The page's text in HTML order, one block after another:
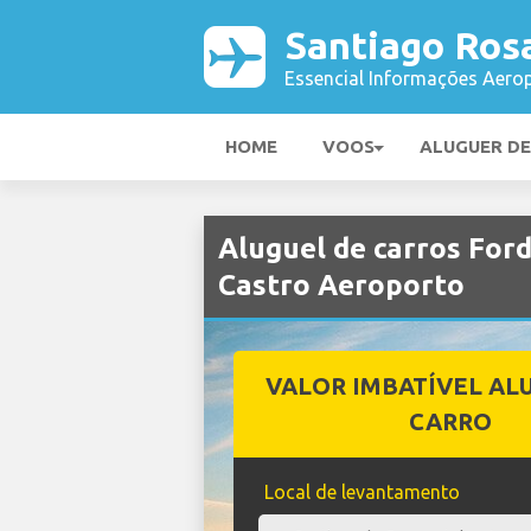
Santiago
Essencial Informações
HOME VOOS ALUGUER
Aluguel de carros
Castro Aeroporto
VALOR IMBATÍVEL
CARRO
Local de levantamento